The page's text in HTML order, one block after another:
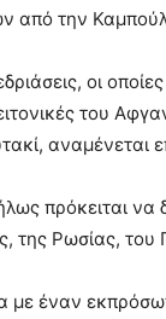
από την Καμπούλ
οι
του
αναμένεται
πρόκειται να
της Ρωσίας,
έναν